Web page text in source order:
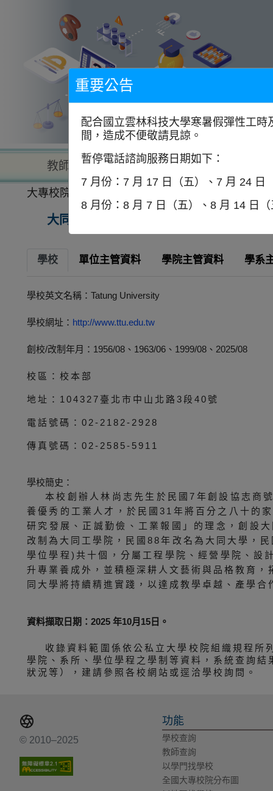
教師查詢 學校查詢
大專校院一覽表
大同大學
學校 單位主管資料 學院主管資料 學系
學校英文名稱：Tatung University
學校網址： http://www.ttu.edu.tw
創校/改制年月：1956/08、1963/06、1999/08、2025/08
校區：校本部
地址：104327臺北市中山北路3段40號
電話號碼：02-2182-2928
傳真號碼：02-2585-5911
學校簡史：
本校創辦人林尚志先生於民國7年創設協志商
養優秀的工業人才，於民國31年將百分之八十的
研究發展、正誠勤儉、工業報國」的理念，創設
改制為大同工學院，民國88年改名為大同大學，
學位學程)共十個，分屬工程學院、經營學院、設
升專業養成外，並積極深耕人文藝術與品格教育
同大學將持續精進實踐，以達成教學卓越、產學合
資料擷取日期：2025 年10月15日。
收錄資料範圍係依公私立大學校院組織規程
學院、系所、學位學程之學制等資料，系統查詢
狀況等），建請參照各校網站或逕洽學校詢問。
© 2010–2025
功能
學校查詢
教師查詢
以學門找學校
全國大專校院分布圖
重要公告
配合國立雲林科技大學寒暑假彈性工
間，造成不便敬請見諒。
暫停電話諮詢服務日期如下：
7 月份：7 月 17 日（五）、7 月 24 日
8 月份：8 月 7 日（五）、8 月 14 日（